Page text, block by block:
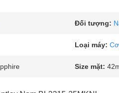
Đối tượng:
Loại máy: Cơ
Size mặt: